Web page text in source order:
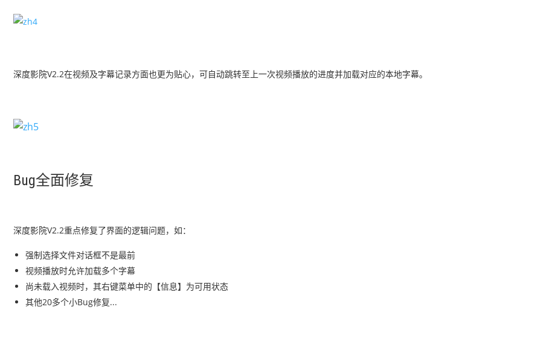
深度影院V2.2在视频及字幕记录方面也更为贴心，可自动跳转至上一次视频播放的进度并加载对应的本地字幕。
Bug全面修复
深度影院V2.2重点修复了界面的逻辑问题，如：
强制选择文件对话框不是最前
视频播放时允许加载多个字幕
尚未载入视频时，其右键菜单中的【信息】为可用状态
其他20多个小Bug修复...